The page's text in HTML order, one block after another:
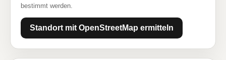
bestimmt werden.
Standort mit OpenStreetMap ermitteln